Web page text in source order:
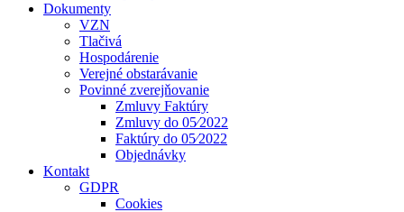
Dokumenty
VZN
Tlačivá
Hospodárenie
Verejné obstarávanie
Povinné zverejňovanie
Zmluvy Faktúry
Zmluvy do 05⁄2022
Faktúry do 05⁄2022
Objednávky
Kontakt
GDPR
Cookies